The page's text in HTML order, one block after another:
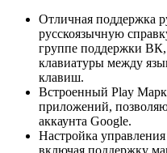
Отличная поддержка
русскоязычную
группе поддержки
клавиатуры между
клавиш.
Встроенный Play
приложений,
аккаунта Google.
Настройка